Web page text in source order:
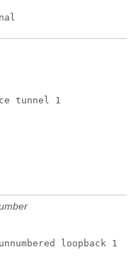
tunnel 1
loopback 1